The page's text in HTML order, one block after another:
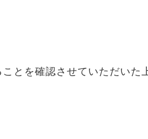
とを確認させていただいた